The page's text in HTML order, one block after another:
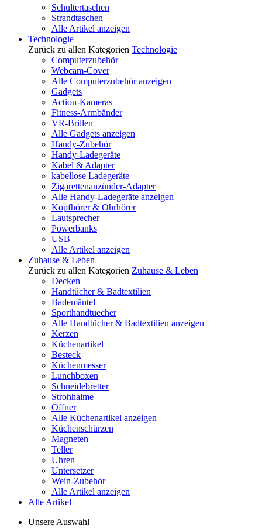
Schultertaschen
Strandtaschen
Alle Artikel anzeigen
Technologie
Zurück zu allen Kategorien Technologie
Computerzubehör
Webcam-Cover
Alle Computerzubehör anzeigen
Gadgets
Action-Kameras
Fitness-Armbänder
VR-Brillen
Alle Gadgets anzeigen
Handy-Zubehör
Handy-Ladegeräte
Kabel & Adapter
kabellose Ladegeräte
Zigarettenanzünder-Adapter
Alle Handy-Ladegeräte anzeigen
Kopfhörer & Ohrhörer
Lautsprecher
Powerbanks
USB
Alle Artikel anzeigen
Zuhause & Leben
Zurück zu allen Kategorien Zuhause & Leben
Decken
Handtücher & Badtextilien
Bademäntel
Sporthandtuecher
Alle Handtücher & Badtextilien anzeigen
Kerzen
Küchenartikel
Besteck
Küchenmesser
Lunchboxen
Schneidebretter
Strohhalme
Öffner
Alle Küchenartikel anzeigen
Küchenschürzen
Magneten
Teller
Uhren
Untersetzer
Wein-Zubehör
Alle Artikel anzeigen
Alle Artikel
Unsere Auswahl